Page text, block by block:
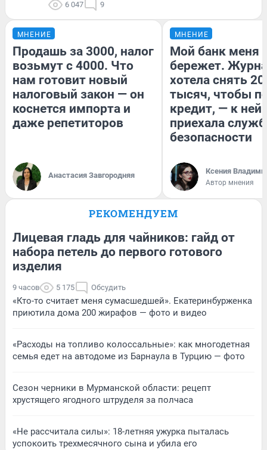
6 047 9
МНЕНИЕ
Продашь за 3000, налог
возьмут с 4000. Что
нам готовит новый
налоговый закон — он
коснется импорта и
даже репетиторов
Анастасия Завгородняя
МНЕНИЕ
Мой банк меня
бережет.
хотела снять
тысяч, чтобы
кредит, — к
приехала
безопасности
Ксения
Автор мнения
РЕКОМЕНДУЕМ
Лицевая гладь для чайников: гайд от
набора петель до первого готового
изделия
9 часов 5 175 Обсудить
«Кто-то считает меня сумасшедшей». Екатеринбурженка
приютила дома 200 жирафов — фото и видео
«Расходы на топливо колоссальные»: как многодетная
семья едет на автодоме из Барнаула в Турцию — фото
Сезон черники в Мурманской области: рецепт
хрустящего ягодного штруделя за полчаса
«Не рассчитала силы»: 18-летняя ужурка пыталась
успокоить трехмесячного сына и убила его